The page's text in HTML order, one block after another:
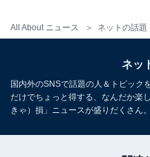
All About ニュース ネットの話題
ネッ
国内外のSNSで話題の人＆トピック
だけでちょっと得する、なんだか楽
きゃ）損」ニュースが盛りだくさん。